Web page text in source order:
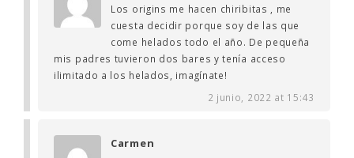
Los origins me hacen chiribitas , me
cuesta decidir porque soy de las que
come helados todo el año. De pequeña
mis padres tuvieron dos bares y tenía acceso
ilimitado a los helados, imagínate!
2 junio, 2022 at 15:43
Carmen